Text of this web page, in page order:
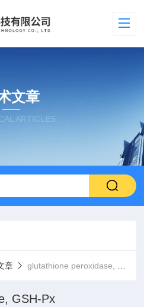
文章
ARTICLES
章 glutathione peroxidase, GSH-Px
GSH-Px